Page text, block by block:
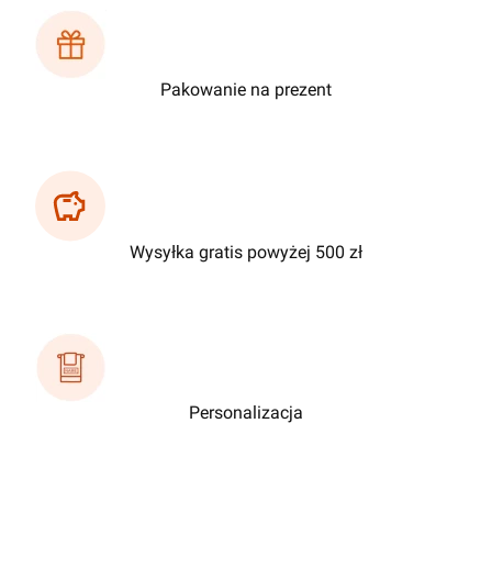
Pakowanie na prezent
Wysyłka gratis powyżej 500 zł
Personalizacja